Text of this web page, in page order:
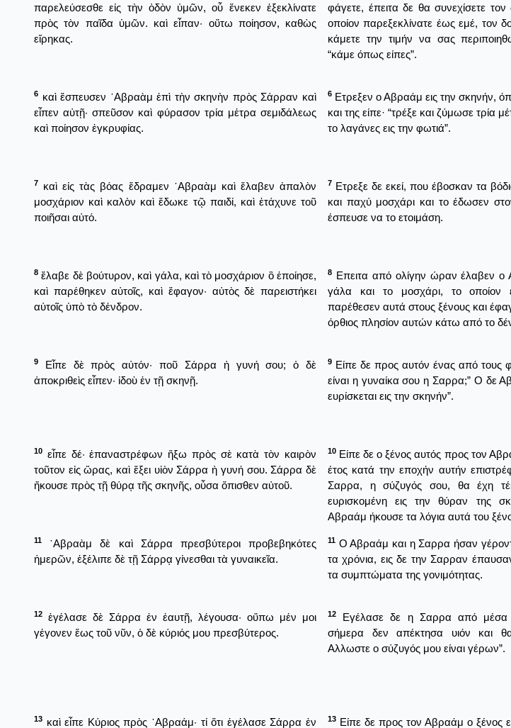
παρελεύσεσθε εἰς τὴν ὁδὸν ὑμῶν, οὗ ἕνεκεν ἐξεκλίνατε
πρὸς τὸν παῖδα ὑμῶν. καὶ εἶπαν· οὕτω ποίησον, καθὼς
εἴρηκας.
φάγετε, έπειτα δε θα συνεχίσετε
οποίον παρεξεκλίνατε έως εμέ, τον
κάμετε την τιμήν να σας
“κάμε όπως είπες”.
6 καὶ ἔσπευσεν ῾Αβραὰμ ἐπὶ τὴν σκηνὴν πρὸς Σάρραν καὶ
εἶπεν αὐτῇ· σπεῦσον καὶ φύρασον τρία μέτρα σεμιδάλεως
καὶ ποίησον ἐγκρυφίας.
6 Ετρεξεν ο Αβραάμ εις την σκηνήν,
και της είπε· “τρέξε και ζύμωσε τρία
το λαγάνες εις την φωτιά”.
7
καὶ εἰς τὰς βόας ἔδραμεν ῾Αβραὰμ καὶ ἔλαβεν ἁπαλὸν
μοσχάριον καὶ καλὸν καὶ ἔδωκε τῷ παιδί, καὶ ἐτάχυνε τοῦ
ποιῆσαι αὐτό.
7 Ετρεξε δε εκεί, που έβοσκαν τα
και παχύ μοσχάρι και το έδωσεν
έσπευσε να το ετοιμάση.
8 ἔλαβε δὲ βούτυρον, καὶ γάλα, καὶ τὸ μοσχάριον ὃ ἐποίησε,
καὶ παρέθηκεν αὐτοῖς, καὶ ἔφαγον· αὐτὸς δὲ παρειστήκει
αὐτοῖς ὑπὸ τὸ δένδρον.
8 Επειτα από ολίγην ώραν έλαβεν ο
γάλα και το μοσχάρι, το οποίον
παρέθεσεν αυτά στους ξένους και
όρθιος πλησίον αυτών κάτω από το
9
Εἶπε δὲ πρὸς αὐτόν· ποῦ Σάρρα ἡ γυνή σου; ὁ δὲ
ἀποκριθεὶς εἶπεν· ἰδοὺ ἐν τῇ σκηνῇ.
9 Είπε δε προς αυτόν ένας από τους
είναι η γυναίκα σου η Σαρρα;” Ο δε
ευρίσκεται εις την σκηνήν”.
10 εἶπε δέ· ἐπαναστρέφων ἥξω πρὸς σὲ κατὰ τὸν καιρὸν
τοῦτον εἰς ὥρας, καὶ ἕξει υἱὸν Σάρρα ἡ γυνή σου. Σάρρα δὲ
ἤκουσε πρὸς τῇ θύρᾳ τῆς σκηνῆς, οὖσα ὄπισθεν αὐτοῦ.
10 Είπε δε ο ξένος αυτός προς τον
έτος κατά την εποχήν αυτήν
Σαρρα, η σύζυγός σου, θα έχη
ευρισκομένη εις την θύραν της
Αβραάμ ήκουσε τα λόγια αυτά του
11
῾Αβραὰμ δὲ καὶ Σάρρα πρεσβύτεροι προβεβηκότες
ἡμερῶν, ἐξέλιπε δὲ τῇ Σάρρᾳ γίνεσθαι τὰ γυναικεῖα.
11 Ο Αβραάμ και η Σαρρα ήσαν
τα χρόνια, εις δε την Σαρραν
τα συμπτώματα της γονιμότητας.
12
ἐγέλασε δὲ Σάρρα ἐν ἑαυτῇ, λέγουσα· οὔπω μέν μοι
γέγονεν ἕως τοῦ νῦν, ὁ δὲ κύριός μου πρεσβύτερος.
12
Εγέλασε δε η Σαρρα από μέσα
σήμερα δεν απέκτησα υιόν και
Αλλωστε ο σύζυγός μου είναι γέρων”.
13 καὶ εἶπε Κύριος πρὸς ῾Αβραάμ· τί ὅτι ἐγέλασε Σάρρα ἐν
13 Είπε δε προς τον Αβραάμ ο ξένος